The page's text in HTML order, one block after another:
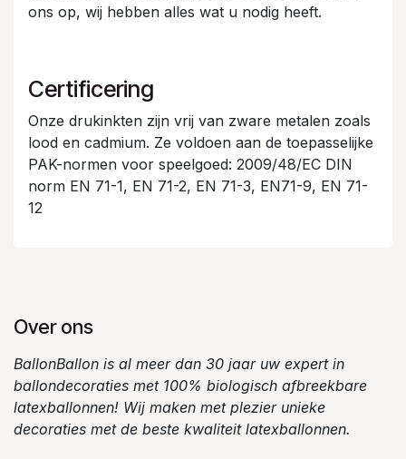
ons op, wij hebben alles wat u nodig heeft.
Certificering
Onze drukinkten zijn vrij van zware metalen zoals
lood en cadmium. Ze voldoen aan de toepasselijke
PAK-normen voor speelgoed: 2009/48/EC DIN
norm EN 71-1, EN 71-2, EN 71-3, EN71-9, EN 71-
12
Over ons
BallonBallon is al meer dan 30 jaar uw expert in
ballondecoraties met 100% biologisch afbreekbare
latexballonnen! Wij maken met plezier unieke
decoraties met de beste kwaliteit latexballonnen.